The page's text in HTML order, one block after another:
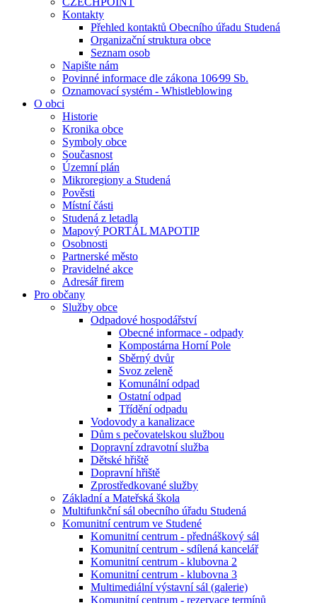
Kontakty
Přehled kontaktů Obecního úřadu Studená
Organizační struktura obce
Seznam osob
Napište nám
Povinné informace dle zákona 106⁄99 Sb.
Oznamovací systém - Whistleblowing
O obci
Historie
Kronika obce
Symboly obce
Současnost
Územní plán
Mikroregiony a Studená
Pověsti
Místní části
Studená z letadla
Mapový PORTÁL MAPOTIP
Osobnosti
Partnerské město
Pravidelné akce
Adresář firem
Pro občany
Služby obce
Odpadové hospodářství
Obecné informace - odpady
Kompostárna Horní Pole
Sběrný dvůr
Svoz zeleně
Komunální odpad
Ostatní odpad
Třídění odpadu
Vodovody a kanalizace
Dům s pečovatelskou službou
Dopravní zdravotní služba
Dětské hřiště
Dopravní hřiště
Zprostředkované služby
Základní a Mateřská škola
Multifunkční sál obecního úřadu Studená
Komunitní centrum ve Studené
Komunitní centrum - přednáškový sál
Komunitní centrum - sdílená kancelář
Komunitní centrum - klubovna 2
Komunitní centrum - klubovna 3
Multimediální výstavní sál (galerie)
Komunitní centrum - rezervace termínů